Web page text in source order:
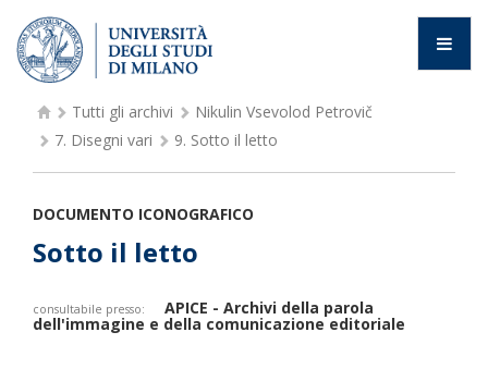
Tutti gli archivi
Nikulin Vsevolod Petrovič
7. Disegni vari 9. Sotto il letto
DOCUMENTO ICONOGRAFICO
Sotto il letto
consultabile presso: APICE - Archivi della parola
dell'immagine e della comunicazione editoriale